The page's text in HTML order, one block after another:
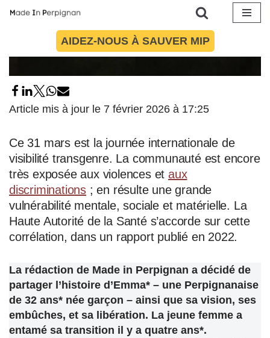
AIDEZ-NOUS À SAUVER MIP
Article mis à jour le 7 février 2026 à 17:25
Ce 31 mars est la journée internationale de
visibilité transgenre. La communauté est encore
très exposée aux violences etaux
discriminations ; en résulte une grande
vulnérabilité mentale, sociale et matérielle. La
Haute Autorité de la Santé s’accorde sur cette
corrélation, dans un rapport publié en 2022.
La rédaction de Made in Perpignan a décidé de
partager l’histoire d’Emma* – une Perpignanaise
de 32 ans* née garçon – ainsi que sa vision, ses
embûches, et sa libération. La jeune femme a
entamé sa transition il y a quatre ans*.